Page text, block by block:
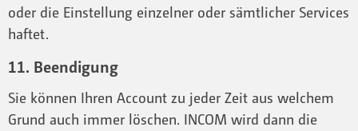
oder die Einstellung einzelner oder sämtlicher Services
haftet.
11. Beendigung
Sie können Ihren Account zu jeder Zeit aus welchem
Grund auch immer löschen. INCOM wird dann die